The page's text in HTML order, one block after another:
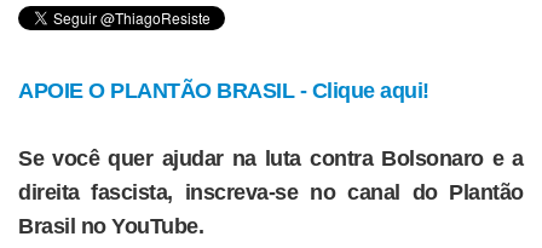
APOIE O PLANTÃO BRASIL - Clique aqui!
Se você quer ajudar na luta contra Bolsonaro e a
direita fascista, inscreva-se no canal do Plantão
Brasil no YouTube.